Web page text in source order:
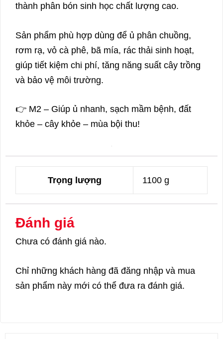
thành phân bón sinh học chất lượng cao.
Sản phẩm phù hợp dùng để ủ phân chuồng,
rơm rạ, vỏ cà phê, bã mía, rác thải sinh hoạt,
giúp tiết kiệm chi phí, tăng năng suất cây trồng
và bảo vệ môi trường.
👉 M2 – Giúp ủ nhanh, sạch mầm bệnh, đất
khỏe – cây khỏe – mùa bội thu!
Trọng lượng 1100 g
Đánh giá
Chưa có đánh giá nào.
Chỉ những khách hàng đã đăng nhập và mua
sản phẩm này mới có thể đưa ra đánh giá.